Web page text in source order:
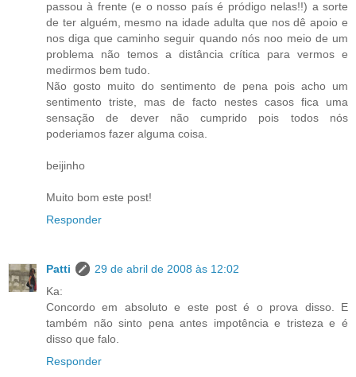
passou à frente (e o nosso país é pródigo nelas!!) a sorte
de ter alguém, mesmo na idade adulta que nos dê apoio e
nos diga que caminho seguir quando nós noo meio de um
problema não temos a distância crítica para vermos e
medirmos bem tudo.
Não gosto muito do sentimento de pena pois acho um
sentimento triste, mas de facto nestes casos fica uma
sensação de dever não cumprido pois todos nós
poderiamos fazer alguma coisa.
beijinho
Muito bom este post!
Responder
Patti
29 de abril de 2008 às 12:02
Ka:
Concordo em absoluto e este post é o prova disso. E
também não sinto pena antes impotência e tristeza e é
disso que falo.
Responder